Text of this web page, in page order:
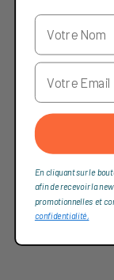
En cliquant sur le
afin de recevoir la
promotionnelles et
confidentialité,